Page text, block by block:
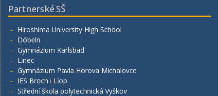
Partnerské SŠ
Hiroshima University High School
Döbeln
Gymnázium Karlsbad
Linec
Gymnázium Pavla Horova Michalovce
IES Broch i Llop
Střední škola polytechnická Vyškov